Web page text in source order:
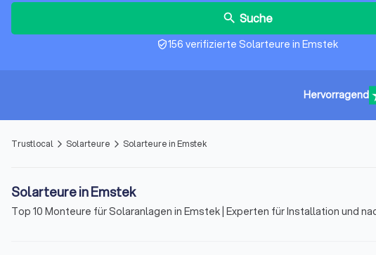
search Suche
verified_user156 verifizierte Solarteure in Emstek
Hervorragend
Trustlocal arrow_forward_ios Solarteure arrow_forward_ios Solarteure in Emstek
Solarteure in Emstek
Top 10 Monteure für Solaranlagen in Emstek | Experten für Installation und